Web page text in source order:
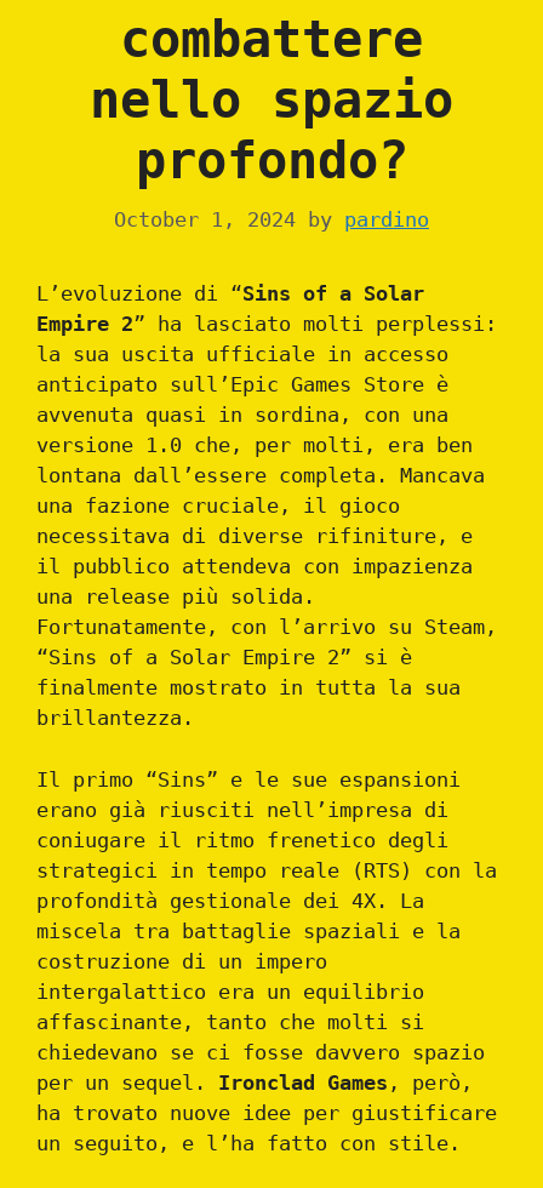
combattere
nello spazio
profondo?
October 1, 2024 by pardino
L’evoluzione di “Sins of a Solar
Empire 2” ha lasciato molti perplessi:
la sua uscita ufficiale in accesso
anticipato sull’Epic Games Store è
avvenuta quasi in sordina, con una
versione 1.0 che, per molti, era ben
lontana dall’essere completa. Mancava
una fazione cruciale, il gioco
necessitava di diverse rifiniture, e
il pubblico attendeva con impazienza
una release più solida.
Fortunatamente, con l’arrivo su Steam,
“Sins of a Solar Empire 2” si è
finalmente mostrato in tutta la sua
brillantezza.
Il primo “Sins” e le sue espansioni
erano già riusciti nell’impresa di
coniugare il ritmo frenetico degli
strategici in tempo reale (RTS) con la
profondità gestionale dei 4X. La
miscela tra battaglie spaziali e la
costruzione di un impero
intergalattico era un equilibrio
affascinante, tanto che molti si
chiedevano se ci fosse davvero spazio
per un sequel. Ironclad Games , però,
ha trovato nuove idee per giustificare
un seguito, e l’ha fatto con stile.